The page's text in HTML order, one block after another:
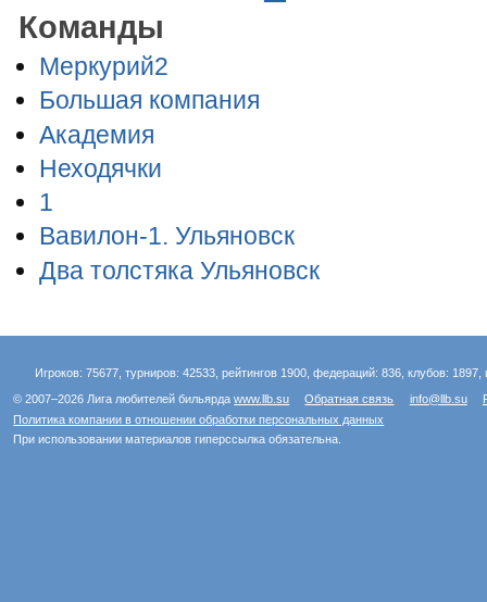
Команды
Меркурий2
Большая компания
Академия
Неходячки
1
Вавилон-1. Ульяновск
Два толстяка Ульяновск
Игроков: 75677, турниров: 42533, рейтингов 1900, федераций: 836, клубов:
© 2007–2026 Лига любителей бильярдаwww.llb.su Обратная связь info@llb.su
Политика компании в отношении обработки персональных данных
При использовании материалов гиперссылка обязательна.